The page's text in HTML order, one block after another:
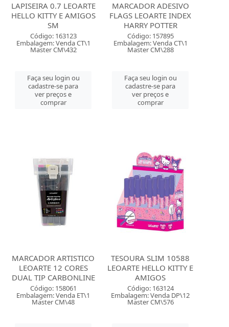
LAPISEIRA 0.7 LEOARTE
HELLO KITTY E AMIGOS
SM
Código: 163123
Embalagem: Venda CT\1
Master CM\432
Faça seu login ou
cadastre-se para
ver preços e
comprar
MARCADOR ADESIVO
FLAGS LEOARTE INDEX
HARRY POTTER
Código: 157895
Embalagem: Venda CT\1
Master CM\288
Faça seu login ou
cadastre-se para
ver preços e
comprar
MARCADOR ARTISTICO
LEOARTE 12 CORES
DUAL TIP CARBONLINE
Código: 158061
Embalagem: Venda ET\1
Master CM\48
TESOURA SLIM 10588
LEOARTE HELLO KITTY E
AMIGOS
Código: 163124
Embalagem: Venda DP\12
Master CM\576